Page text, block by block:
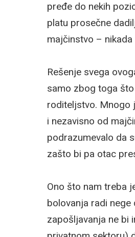
pređe do nekih
platu prosečne
majčinstvo – nikada
Rešenje svega
samo zbog toga
roditeljstvo. Mnogo
i nezavisno od
podrazumevalo da
zašto bi pa otac
Ono što nam treba
bolovanja radi nege
zapošljavanja ne bi